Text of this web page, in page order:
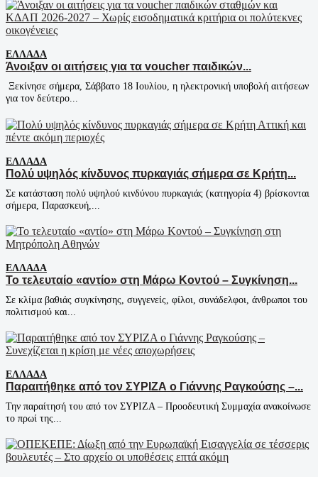
ΕΛΛΆΔΑ
Άνοιξαν οι αιτήσεις για τα voucher παιδικών...
Ξεκίνησε σήμερα, Σάββατο 18 Ιουλίου, η ηλεκτρονική υποβολή αιτήσεων
για τον δεύτερο...
ΕΛΛΆΔΑ
Πολύ υψηλός κίνδυνος πυρκαγιάς σήμερα σε Κρήτη...
Σε κατάσταση πολύ υψηλού κινδύνου πυρκαγιάς (κατηγορία 4) βρίσκονται
σήμερα, Παρασκευή,...
ΕΛΛΆΔΑ
Το τελευταίο «αντίο» στη Μάρω Κοντού – Συγκίνηση...
Σε κλίμα βαθιάς συγκίνησης, συγγενείς, φίλοι, συνάδελφοι, άνθρωποι του
πολιτισμού και...
ΕΛΛΆΔΑ
Παραιτήθηκε από τον ΣΥΡΙΖΑ ο Γιάννης Ραγκούσης –...
Την παραίτησή του από τον ΣΥΡΙΖΑ – Προοδευτική Συμμαχία ανακοίνωσε
το πρωί της...